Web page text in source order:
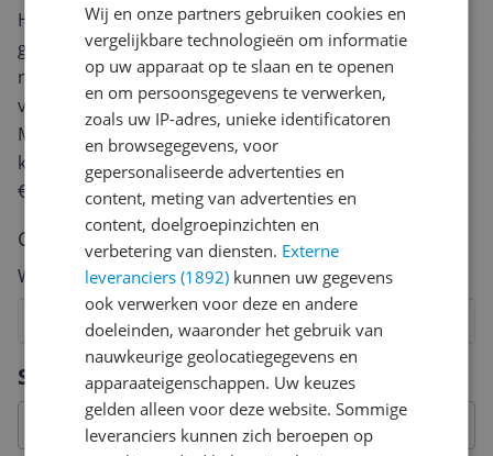
Specificaties
Heb jij dit product in bezit en wil je graag je mening
geven? Start dan hieronder met het schrijven van je
review. Afhankelijk van de details duurt het schrijven
van een review gemiddeld tussen de 3 en 10 minuten.
Met jouw mening help je andere bezoekers een betere
keuze te maken én maak je iedere maand kans op
€250,-!
Klik hier voor de actievoorwaarden.
Cijfer
Welk cijfer geef jij dit product?
7
6
3
Vraag 1 van 4
Wij en onze partners gebruiken cookies en
vergelijkbare technologieën om informatie
op uw apparaat op te slaan en te openen
en om persoonsgegevens te verwerken,
zoals uw IP-adres, unieke identificatoren
en browsegegevens, voor
gepersonaliseerde advertenties en
content, meting van advertenties en
content, doelgroepinzichten en
verbetering van diensten. Externe
leveranciers (1892) kunnen uw gegevens
ook verwerken voor deze en andere
doeleinden, waaronder het gebruik van
nauwkeurige geolocatiegegevens en
apparaateigenschappen. Uw keuzes
gelden alleen voor deze website. Sommige
leveranciers kunnen zich beroepen op